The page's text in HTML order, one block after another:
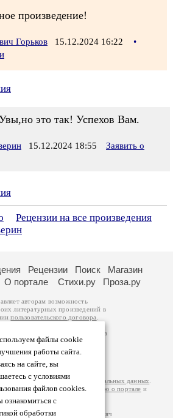
произведение!
Горьков 15.12.2024 16:22
•
это так! Успехов Вам.
15.12.2024 18:55
Заявить о
Рецензии на все произведения
файлы cookie
работы сайта.
на сайте, вы
с условиями
файлов cookies.
ознакомиться с
обработки
Рецензии Поиск
Магазин
О портале Стихи.ру Проза.ру
авторам возможность
литературных произведений в
пользовательского договора
принадлежат авторам
произведений возможна
к которому вы можете
странице. Ответственность за
несут самостоятельно на
изаконодательства
Политики обработки персональных данных
более подробнуюинформацию о портале и
Стихи.ру – порядка 200 тысяч